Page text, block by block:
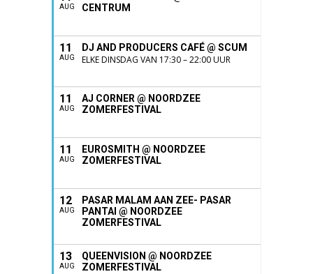
AUG
CENTRUM
11
AUG
DJ AND PRODUCERS CAFÉ @ SCUM
ELKE DINSDAG VAN 17:30 – 22:00 UUR
11
AUG
AJ CORNER @ NOORDZEE
ZOMERFESTIVAL
11
AUG
EUROSMITH @ NOORDZEE
ZOMERFESTIVAL
12
AUG
PASAR MALAM AAN ZEE- PASAR
PANTAI @ NOORDZEE
ZOMERFESTIVAL
13
AUG
QUEENVISION @ NOORDZEE
ZOMERFESTIVAL